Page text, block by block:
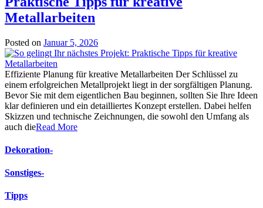
Metallarbeiten
Posted on Januar 5, 2026
Effiziente Planung für kreative Metallarbeiten Der Schlüssel zu
einem erfolgreichen Metallprojekt liegt in der sorgfältigen Planung.
Bevor Sie mit dem eigentlichen Bau beginnen, sollten Sie Ihre Ideen
klar definieren und ein detailliertes Konzept erstellen. Dabei helfen
Skizzen und technische Zeichnungen, die sowohl den Umfang als
auch dieRead More
Dekoration-
Sonstiges-
Tipps